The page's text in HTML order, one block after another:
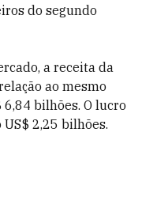
do segundo
a receita da
ao mesmo
bilhões. O lucro
2,25 bilhões.